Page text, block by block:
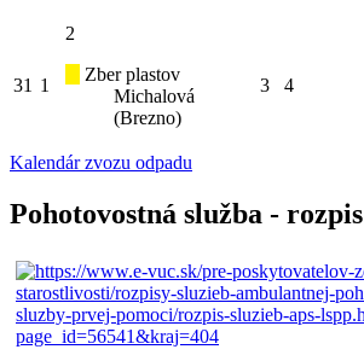
31 1
2
Zber plastov
Michalová
(Brezno)
3 4
Kalendár zvozu odpadu
Pohotovostná služba - rozpis